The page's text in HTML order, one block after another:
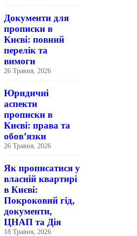
Документи для
прописки в
Києві: повний
перелік та
вимоги
26 Травня, 2026
Юридичні
аспекти
прописки в
Києві: права та
обов’язки
26 Травня, 2026
Як прописатися у
власній квартирі
в Києві:
Покроковий гід,
документи,
ЦНАП та Дія
18 Травня, 2026